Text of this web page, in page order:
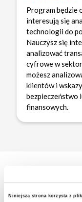
Niniejsza strona korzysta z
Program będzie
interesują się
technologii do
Nauczysz się
analizować
cyfrowe w
możesz
klientów i
bezpieczeństwo
finansowych.